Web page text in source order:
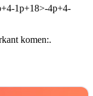
1p+18>-4p+4-
komen:.